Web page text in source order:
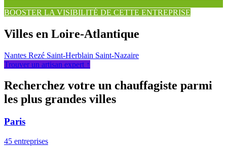
BOOSTER LA VISIBILITÉ DE CETTE ENTREPRISE
Villes en Loire-Atlantique
Nantes Rezé Saint-Herblain Saint-Nazaire
Trouver un artisan expert ↑
Recherchez votre un chauffagiste parmi
les plus grandes villes
Paris
45 entreprises